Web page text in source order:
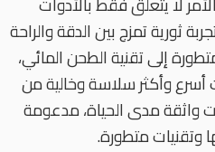
ثورية تمزج بين الدقة والراحة
إلى تقنية الطحن المائي،
وأكثر سلاسة وخالية من
واثقة مدى الحياة، مدعومة
وتقنيات متطورة.